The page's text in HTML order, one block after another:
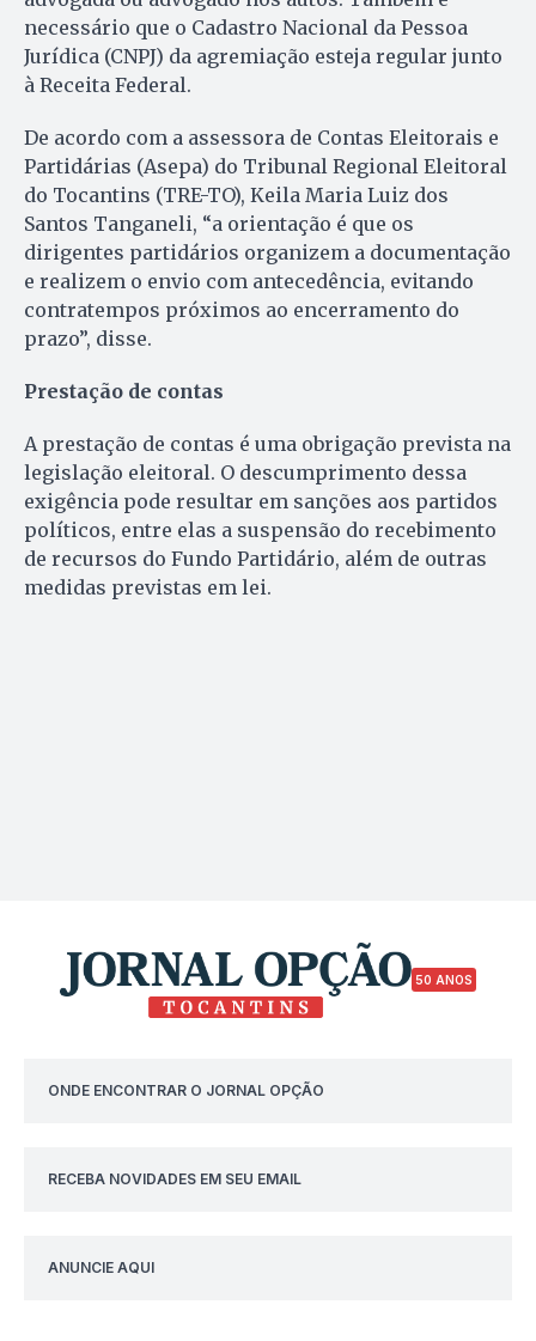
necessário que o Cadastro Nacional da Pessoa
Jurídica (CNPJ) da agremiação esteja regular junto
à Receita Federal.
De acordo com a assessora de Contas Eleitorais e
Partidárias (Asepa) do Tribunal Regional Eleitoral
do Tocantins (TRE-TO), Keila Maria Luiz dos
Santos Tanganeli, “a orientação é que os
dirigentes partidários organizem a documentação
e realizem o envio com antecedência, evitando
contratempos próximos ao encerramento do
prazo”, disse.
Prestação de contas
A prestação de contas é uma obrigação prevista na
legislação eleitoral. O descumprimento dessa
exigência pode resultar em sanções aos partidos
políticos, entre elas a suspensão do recebimento
de recursos do Fundo Partidário, além de outras
medidas previstas em lei.
50 ANOS
ONDE ENCONTRAR O JORNAL OPÇÃO
RECEBA NOVIDADES EM SEU EMAIL
ANUNCIE AQUI